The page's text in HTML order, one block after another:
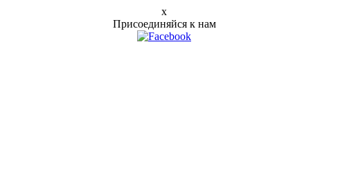
x
Присоединяйся к нам